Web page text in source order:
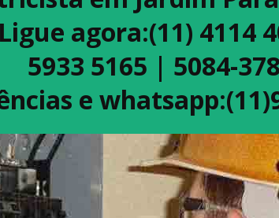
Ligue agora:(11) 4114
5933 5165 | 5084-
e